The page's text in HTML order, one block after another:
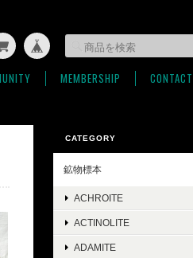
MEMBERSHIP CONTACT
CATEGORY
鉱物標本
ACHROITE
ACTINOLITE
ADAMITE